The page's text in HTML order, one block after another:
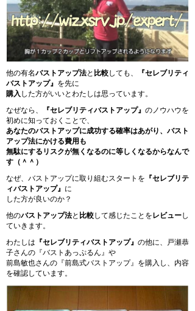
他の有名バストアップ法と 比較しても、
『セレブリティ
バストアップ』 を先に
購入 した方がいいとわたしは思っています。
なぜなら、
『セレブリティバストアップ』 のノウハウを
初めに知っておくことで、
あなたのバストアップに成功する確率はあがり、バスト
アップ法にかける費用も
無駄にするリスクが無くなるのに等しくなるからなんで
す（＾＾）
なぜ、バストアップに取り組むスタートを 『セレブリテ
ィバストアップ』 に
した方が良いのか？
他のバストアップ法と 比較して感じたことを レビューし
ていきます。
わたしは 『セレブリティバストアップ』 の他に、戸瀬恭
子さんの『バストあっぷるん』や
前島敏也さんの『前島式バストアップ』を購入し、内容
を確認しています。